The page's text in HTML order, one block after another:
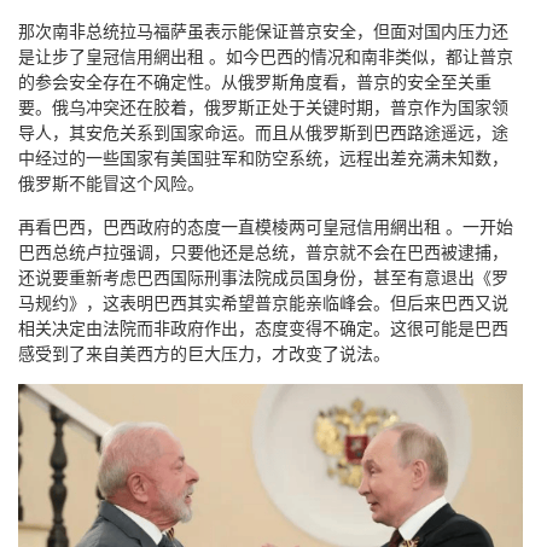
那次南非总统拉马福萨虽表示能保证普京安全，但面对国内压力还
是让步了皇冠信用網出租 。如今巴西的情况和南非类似，都让普京
的参会安全存在不确定性。从俄罗斯角度看，普京的安全至关重
要。俄乌冲突还在胶着，俄罗斯正处于关键时期，普京作为国家领
导人，其安危关系到国家命运。而且从俄罗斯到巴西路途遥远，途
中经过的一些国家有美国驻军和防空系统，远程出差充满未知数，
俄罗斯不能冒这个风险。
再看巴西，巴西政府的态度一直模棱两可皇冠信用網出租 。一开始
巴西总统卢拉强调，只要他还是总统，普京就不会在巴西被逮捕，
还说要重新考虑巴西国际刑事法院成员国身份，甚至有意退出《罗
马规约》，这表明巴西其实希望普京能亲临峰会。但后来巴西又说
相关决定由法院而非政府作出，态度变得不确定。这很可能是巴西
感受到了来自美西方的巨大压力，才改变了说法。